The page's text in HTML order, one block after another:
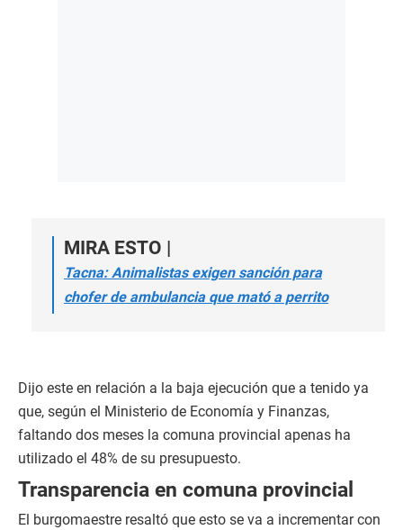
MIRA ESTO |
Tacna: Animalistas exigen sanción para
chofer de ambulancia que mató a perrito
Dijo este en relación a la baja ejecución que a tenido ya
que, según el Ministerio de Economía y Finanzas,
faltando dos meses la comuna provincial apenas ha
utilizado el 48% de su presupuesto.
Transparencia en comuna provincial
El burgomaestre resaltó que esto se va a incrementar con